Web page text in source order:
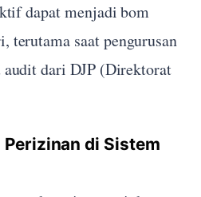
dapat menjadi bom
terutama saat pengurusan
dari DJP (Direktorat
di Sistem